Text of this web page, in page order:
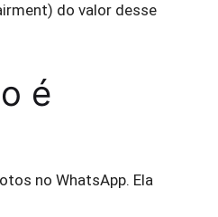
do valor desse
é
no WhatsApp. Ela